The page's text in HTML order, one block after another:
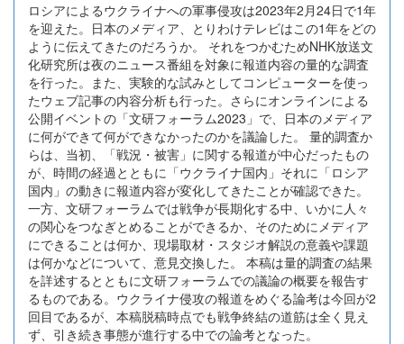
ロシアによるウクライナへの軍事侵攻は2023年2月24日で1年
を迎えた。日本のメディア、とりわけテレビはこの1年をどの
ように伝えてきたのだろうか。 それをつかむためNHK放送文
化研究所は夜のニュース番組を対象に報道内容の量的な調査
を行った。また、実験的な試みとしてコンピューターを使っ
たウェブ記事の内容分析も行った。さらにオンラインによる
公開イベントの「文研フォーラム2023」で、日本のメディア
に何ができて何ができなかったのかを議論した。 量的調査か
らは、当初、「戦況・被害」に関する報道が中心だったもの
が、時間の経過とともに「ウクライナ国内」それに「ロシア
国内」の動きに報道内容が変化してきたことが確認できた。
一方、文研フォーラムでは戦争が長期化する中、いかに人々
の関心をつなぎとめることができるか、そのためにメディア
にできることは何か、現場取材・スタジオ解説の意義や課題
は何かなどについて、意見交換した。 本稿は量的調査の結果
を詳述するとともに文研フォーラムでの議論の概要を報告す
るものである。ウクライナ侵攻の報道をめぐる論考は今回が2
回目であるが、本稿脱稿時点でも戦争終結の道筋は全く見え
ず、引き続き事態が進行する中での論考となった。